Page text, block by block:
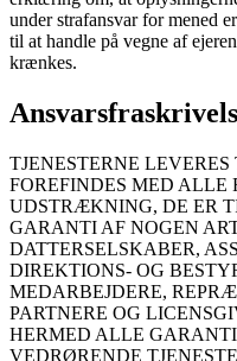
under strafansvar for mened
til at handle på vegne af
krænkes.
TJENESTERNE
FOREFINDES MED ALLE
UDSTRÆKNING, DE ER
GARANTI AF NOGEN
DATTERSELSKABER,
DIREKTIONS- OG
MEDARBEJDERE,
PARTNERE OG
HERMED ALLE
VEDRØRENDE